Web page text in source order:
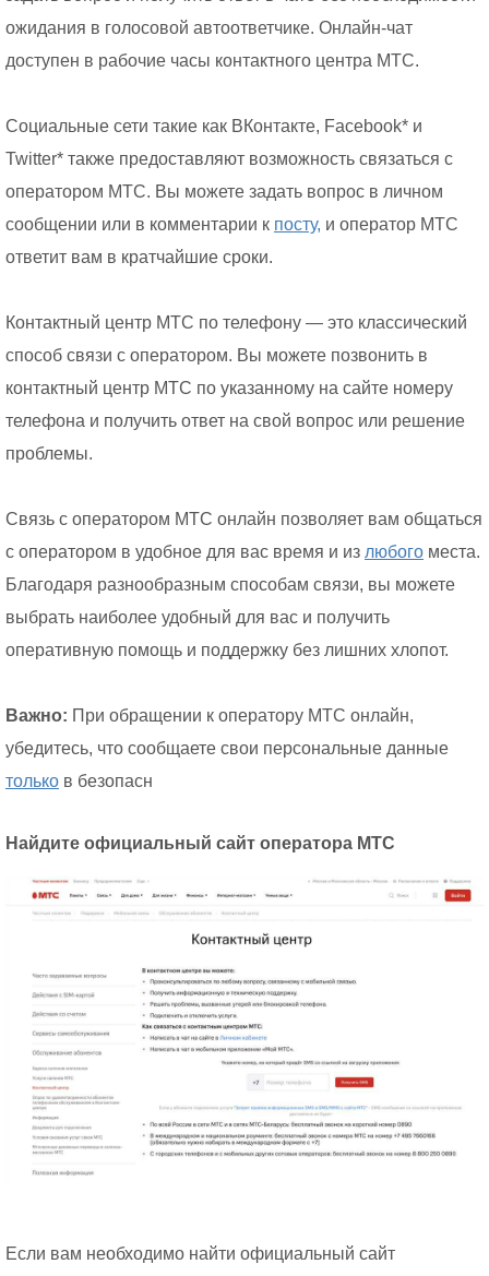
ожидания в голосовой автоответчике. Онлайн-чат
доступен в рабочие часы контактного центра МТС.
Социальные сети такие как ВКонтакте, Facebook* и
Twitter* также предоставляют возможность связаться с
оператором МТС. Вы можете задать вопрос в личном
сообщении или в комментарии к посту, и оператор МТС
ответит вам в кратчайшие сроки.
Контактный центр МТС по телефону — это классический
способ связи с оператором. Вы можете позвонить в
контактный центр МТС по указанному на сайте номеру
телефона и получить ответ на свой вопрос или решение
проблемы.
Связь с оператором МТС онлайн позволяет вам общаться
с оператором в удобное для вас время и из любого места.
Благодаря разнообразным способам связи, вы можете
выбрать наиболее удобный для вас и получить
оперативную помощь и поддержку без лишних хлопот.
Важно: При обращении к оператору МТС онлайн,
убедитесь, что сообщаете свои персональные данные
только в безопасн
Найдите официальный сайт оператора МТС
Если вам необходимо найти официальный сайт